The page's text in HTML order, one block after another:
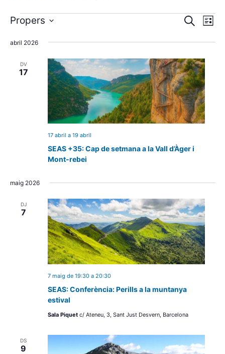
Navegació
i
Cerca
Llista
Propers
una
abril 2026
DV
17
SEAS +35: Cap de setmana a la Vall d’Àger i
Mont-rebei
17 abril a 19 abril
maig 2026
DJ
7
SEAS: Conferència: Perills a la muntanya
estival
7 maig de 19:30a 20:30
Sala Piquet c/ Ateneu, 3, Sant Just Desvern, Barcelona
DS
9